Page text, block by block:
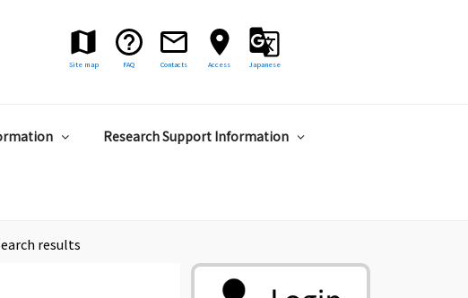
Site map FAQ Contacts Access Japanese
Research Support Information
results